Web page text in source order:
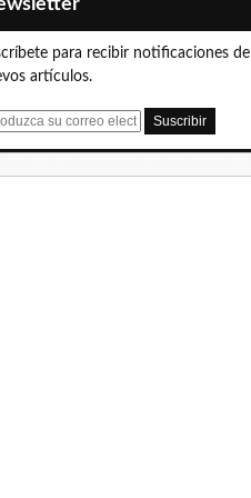
para recibir notificaciones de
artículos.